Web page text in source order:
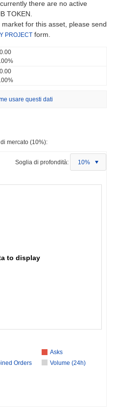
there are no active
TOKEN.
for this asset, please send
PROJECT form.
usare questi dati
mercato (10%):
Soglia di profondità: 10%
to display
Asks
Orders
Volume (24h)